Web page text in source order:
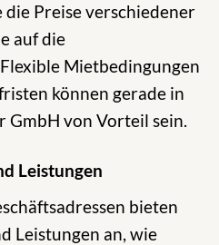
die Preise verschiedener
auf die
Mietbedingungen
können gerade in
GmbH von Vorteil sein.
Leistungen
bieten
Leistungen an, wie